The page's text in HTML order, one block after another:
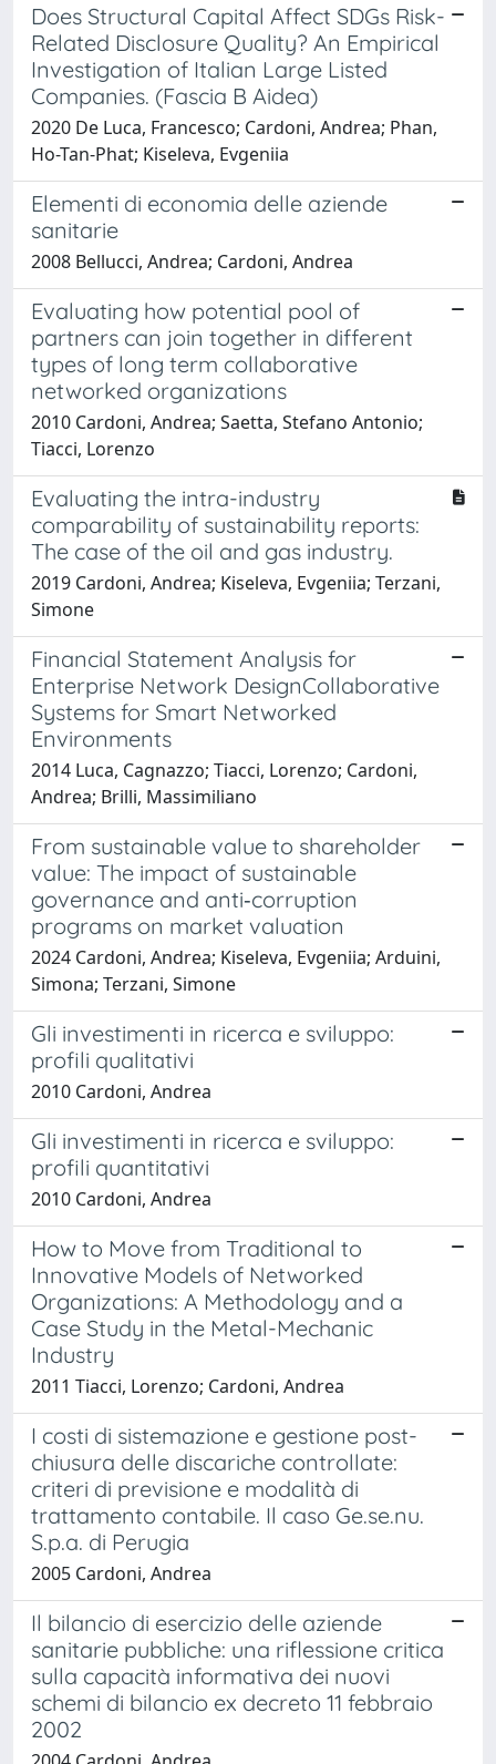
Does Structural Capital Affect SDGs Risk-
Related Disclosure Quality? An Empirical
Investigation of Italian Large Listed
Companies. (Fascia B Aidea)
2020 De Luca, Francesco; Cardoni, Andrea; Phan,
Ho-Tan-Phat; Kiseleva, Evgeniia
Elementi di economia delle aziende
sanitarie
2008 Bellucci, Andrea; Cardoni, Andrea
Evaluating how potential pool of
partners can join together in different
types of long term collaborative
networked organizations
2010 Cardoni, Andrea; Saetta, Stefano Antonio;
Tiacci, Lorenzo
Evaluating the intra-industry
comparability of sustainability reports:
The case of the oil and gas industry.
2019 Cardoni, Andrea; Kiseleva, Evgeniia; Terzani,
Simone
Financial Statement Analysis for
Enterprise Network DesignCollaborative
Systems for Smart Networked
Environments
2014 Luca, Cagnazzo; Tiacci, Lorenzo; Cardoni,
Andrea; Brilli, Massimiliano
From sustainable value to shareholder
value: The impact of sustainable
governance and anti‐corruption
programs on market valuation
2024 Cardoni, Andrea; Kiseleva, Evgeniia; Arduini,
Simona; Terzani, Simone
Gli investimenti in ricerca e sviluppo:
profili qualitativi
2010 Cardoni, Andrea
Gli investimenti in ricerca e sviluppo:
profili quantitativi
2010 Cardoni, Andrea
How to Move from Traditional to
Innovative Models of Networked
Organizations: A Methodology and a
Case Study in the Metal-Mechanic
Industry
2011 Tiacci, Lorenzo; Cardoni, Andrea
I costi di sistemazione e gestione post-
chiusura delle discariche controllate:
criteri di previsione e modalità di
trattamento contabile. Il caso Ge.se.nu.
S.p.a. di Perugia
2005 Cardoni, Andrea
Il bilancio di esercizio delle aziende
sanitarie pubbliche: una riflessione critica
sulla capacità informativa dei nuovi
schemi di bilancio ex decreto 11 febbraio
2002